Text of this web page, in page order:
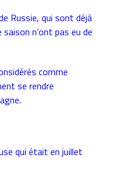
Russie, qui sont déjà
n’ont pas eu de
comme
se rendre
qui était en juillet